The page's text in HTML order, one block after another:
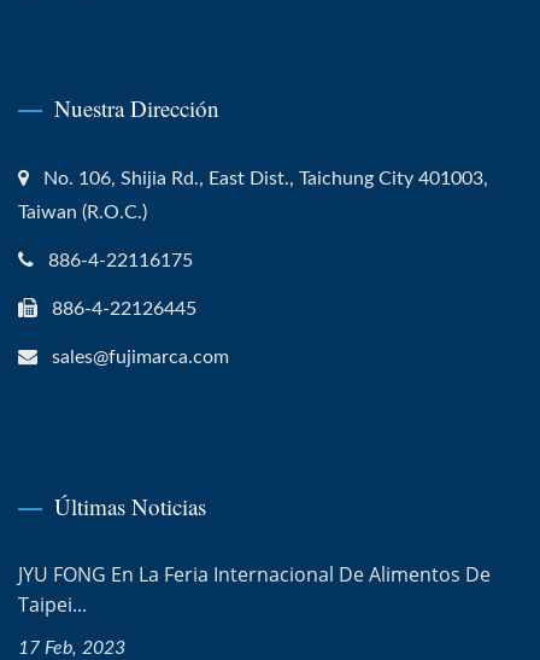
Nuestra Dirección
No. 106, Shijia Rd., East Dist., Taichung City 401003,
Taiwan (R.O.C.)
886-4-22116175
886-4-22126445
sales@fujimarca.com
Últimas Noticias
JYU FONG En La Feria Internacional De Alimentos De
Taipei...
17 Feb, 2023